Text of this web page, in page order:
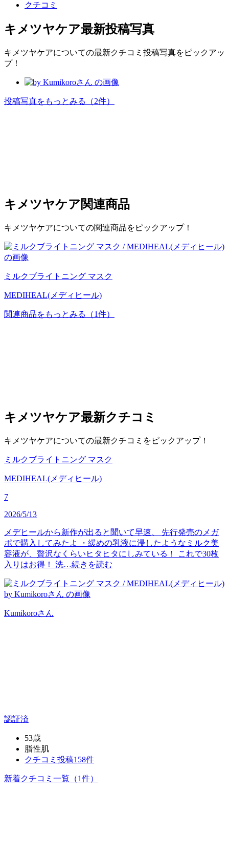
クチコミ
キメツヤケア最新投稿写真
キメツヤケアについての最新クチコミ投稿写真をピックアッ
プ！
投稿写真をもっとみる （2件）
キメツヤケア関連商品
キメツヤケアについての関連商品をピックアップ！
ミルクブライトニング マスク
MEDIHEAL(メディヒール)
関連商品をもっとみる （1件）
キメツヤケア最新クチコミ
キメツヤケアについての最新クチコミをピックアップ！
ミルクブライトニング マスク
MEDIHEAL(メディヒール)
7
2026/5/13
メデヒールから新作が出ると聞いて早速、 先行発売のメガ
ポで購入してみたよ ・緩めの乳液に浸したようなミルク美
容液が、贅沢なくらいヒタヒタにしみている！ これで30枚
入りはお得！ 洗…続きを読む
Kumikoroさん
認証済
53歳
脂性肌
クチコミ投稿158件
新着クチコミ一覧 （1件）